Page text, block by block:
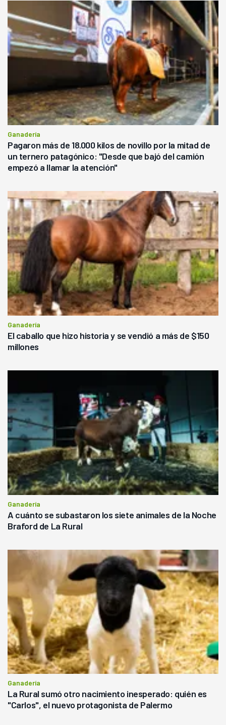
Ganadería
Pagaron más de 18.000 kilos de novillo por la mitad de
un ternero patagónico: "Desde que bajó del camión
empezó a llamar la atención"
Ganadería
El caballo que hizo historia y se vendió a más de $150
millones
Ganadería
A cuánto se subastaron los siete animales de la Noche
Braford de La Rural
Ganadería
La Rural sumó otro nacimiento inesperado: quién es
"Carlos", el nuevo protagonista de Palermo